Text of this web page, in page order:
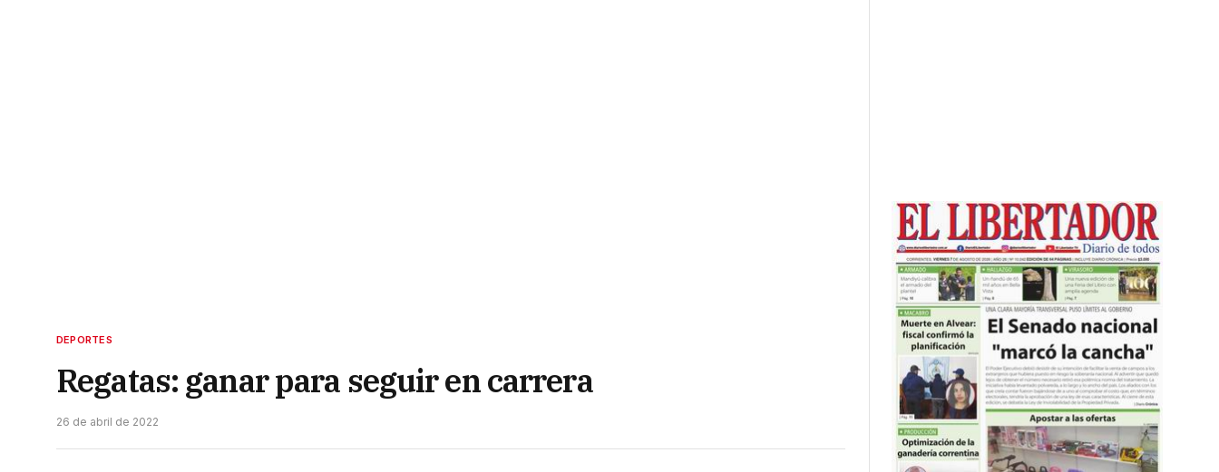
DEPORTES
Regatas: ganar para seguir en carrera
26 de abril de 2022